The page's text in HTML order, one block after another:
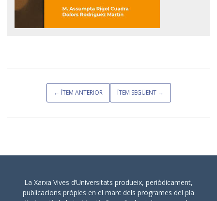
← ÍTEM ANTERIOR ÍTEM SEGÜENT →
La Xarxa Vives d’Universitats produeix, periòdicament,
publicacions pròpies en el marc dels programes del pla